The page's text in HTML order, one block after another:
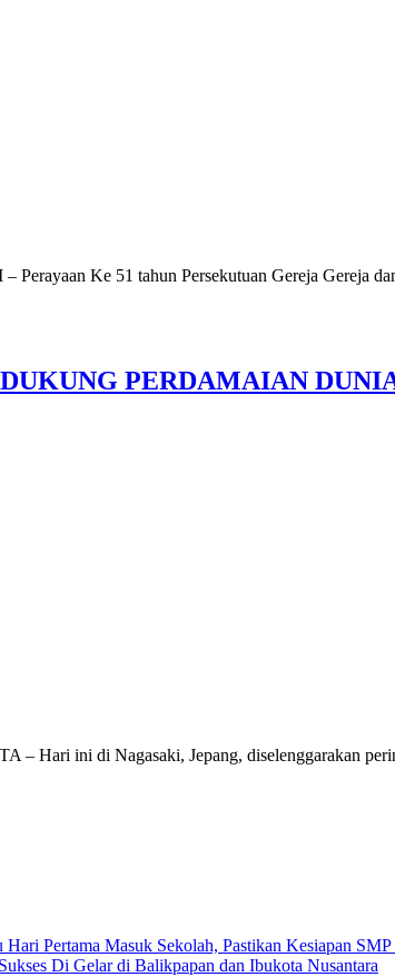
Ke 51 tahun Persekutuan Gereja Gereja
PERDAMAIAN
Hari ini di Nagasaki, Jepang, diselenggarakan
Pertama Masuk Sekolah, Pastikan Kesiapan
Di Gelar di Balikpapan dan Ibukota Nusantara